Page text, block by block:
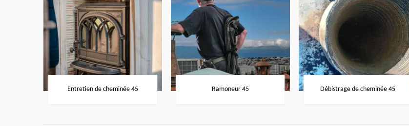
Entretien de cheminée 45 Ramoneur 45 Débistrage de cheminée 45